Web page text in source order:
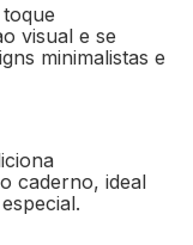
visual e se
minimalistas e
caderno, ideal